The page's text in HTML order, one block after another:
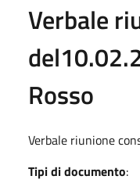
Verbale
Rosso
Verbale riunione
Tipi di documento: